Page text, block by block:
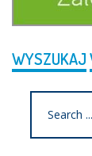
WYSZUKAJ